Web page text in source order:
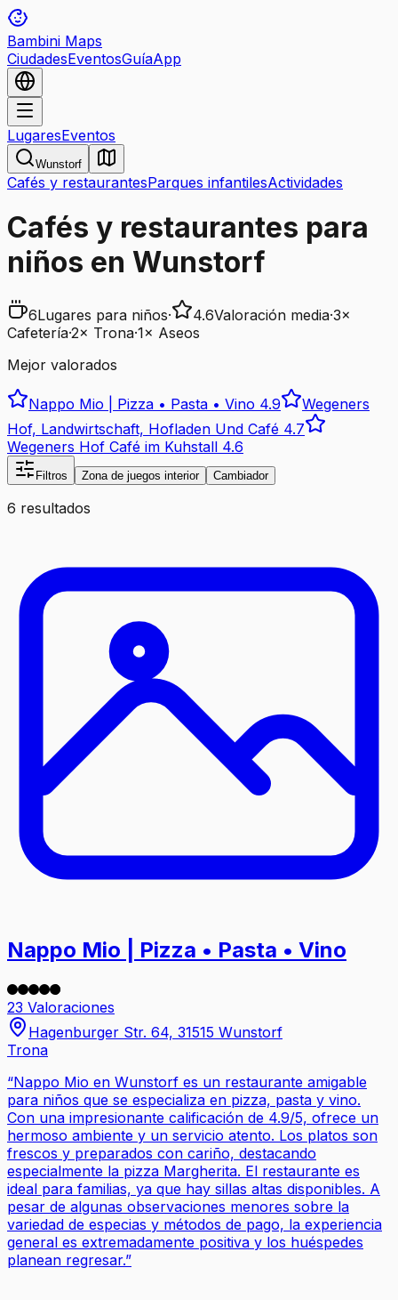
Bambini Maps
CiudadesEventosGuíaApp
LugaresEventos
Wunstorf
Cafés y restaurantesParques infantilesActividades
Cafés y restaurantes para
niños en Wunstorf
6Lugares para niños· 4.6Valoración media·3×
Cafetería·2× Trona·1× Aseos
Mejor valorados
Nappo Mio | Pizza • Pasta • Vino 4.9
Wegeners
Hof, Landwirtschaft, Hofladen Und Café 4.7
Wegeners Hof Café im Kuhstall 4.6
Filtros Zona de juegos interior Cambiador
6 resultados
Nappo Mio | Pizza • Pasta • Vino
23 Valoraciones
Hagenburger Str. 64, 31515 Wunstorf
Trona
“Nappo Mio en Wunstorf es un restaurante amigable
para niños que se especializa en pizza, pasta y vino.
Con una impresionante calificación de 4.9/5, ofrece un
hermoso ambiente y un servicio atento. Los platos son
frescos y preparados con cariño, destacando
especialmente la pizza Margherita. El restaurante es
ideal para familias, ya que hay sillas altas disponibles. A
pesar de algunas observaciones menores sobre la
variedad de especias y métodos de pago, la experiencia
general es extremadamente positiva y los huéspedes
planean regresar.”